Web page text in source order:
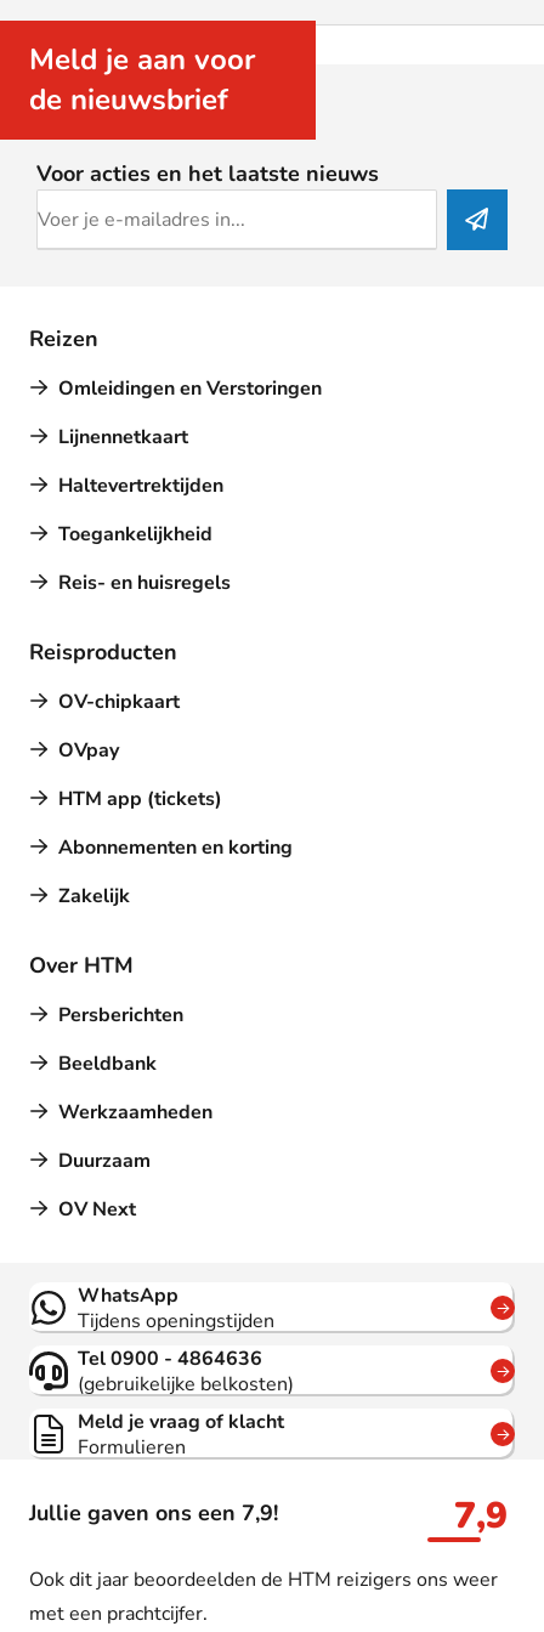
Meld je aan voor
de nieuwsbrief
Voor acties en het laatste nieuws
Reizen
Omleidingen en Verstoringen
Lijnennetkaart
Haltevertrektijden
Toegankelijkheid
Reis- en huisregels
Reisproducten
OV-chipkaart
OVpay
HTM app (tickets)
Abonnementen en korting
Zakelijk
Over HTM
Persberichten
Beeldbank
Werkzaamheden
Duurzaam
OV Next
Jullie gaven ons een 7,9! 7,9
Ook dit jaar beoordeelden de HTM reizigers ons weer
met een prachtcijfer.
Contact
WhatsApp
Tijdens openingstijden
Tel 0900 - 4864636
(gebruikelijke belkosten)
Meld je vraag of klacht
Formulieren